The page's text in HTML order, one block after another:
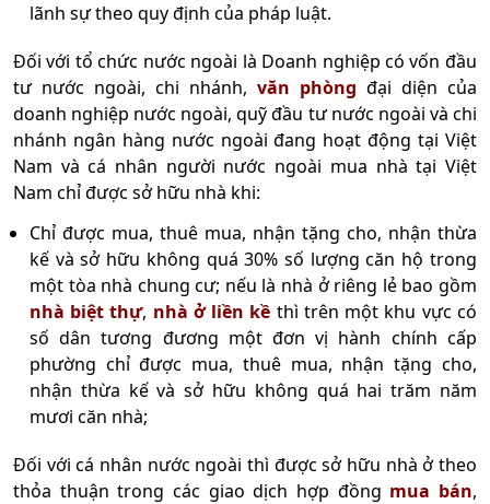
lãnh sự theo quy định của pháp luật.
Đối với tổ chức nước ngoài là Doanh nghiệp có vốn đầu
tư nước ngoài, chi nhánh, văn phòng đại diện của
doanh nghiệp nước ngoài, quỹ đầu tư nước ngoài và chi
nhánh ngân hàng nước ngoài đang hoạt động tại Việt
Nam và cá nhân người nước ngoài mua nhà tại Việt
Nam chỉ được sở hữu nhà khi:
Chỉ được mua, thuê mua, nhận tặng cho, nhận thừa
kế và sở hữu không quá 30% số lượng căn hộ trong
một tòa nhà chung cư; nếu là nhà ở riêng lẻ bao gồm
nhà biệt thự, nhà ở liền kề thì trên một khu vực có
số dân tương đương một đơn vị hành chính cấp
phường chỉ được mua, thuê mua, nhận tặng cho,
nhận thừa kế và sở hữu không quá hai trăm năm
mươi căn nhà;
Đối với cá nhân nước ngoài thì được sở hữu nhà ở theo
thỏa thuận trong các giao dịch hợp đồng mua bán,